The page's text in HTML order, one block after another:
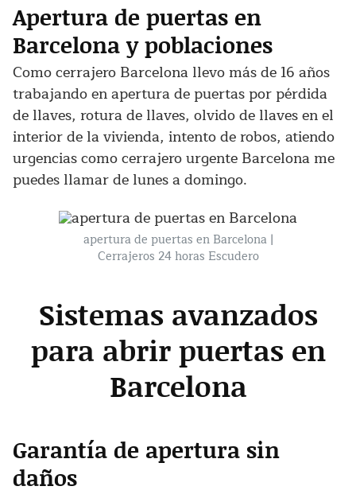
Apertura de puertas en
Barcelona y poblaciones
Como cerrajero Barcelona llevo más de 16 años
trabajando en apertura de puertas por pérdida
de llaves, rotura de llaves, olvido de llaves en el
interior de la vivienda, intento de robos, atiendo
urgencias como cerrajero urgente Barcelona me
puedes llamar de lunes a domingo.
apertura de puertas en Barcelona |
Cerrajeros 24 horas Escudero
Sistemas avanzados
para abrir puertas en
Barcelona
Garantía de apertura sin
daños